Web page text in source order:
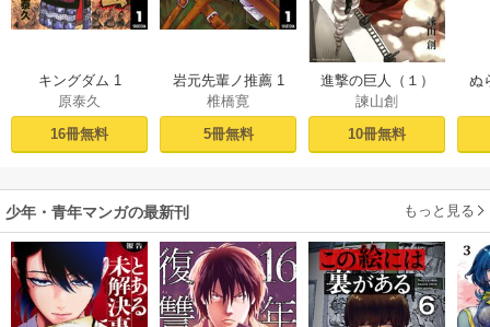
キングダム 1
原泰久
16冊無料
岩元先輩ノ推薦 1
椎橋寛
5冊無料
進撃の巨人（１）
諫山創
10冊無料
ぬ
少年・青年マンガの最新刊 もっと見る